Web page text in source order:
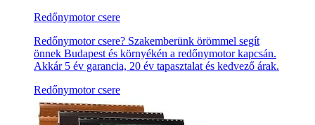
Redőnymotor csere
Redőnymotor csere? Szakemberünk örömmel segít
önnek Budapest és környékén a redőnymotor kapcsán.
Akkár 5 év garancia, 20 év tapasztalat és kedvező árak.
Redőnymotor csere